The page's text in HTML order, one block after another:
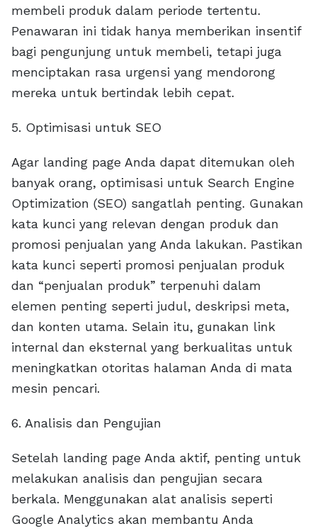
membeli produk dalam periode tertentu.
Penawaran ini tidak hanya memberikan insentif
bagi pengunjung untuk membeli, tetapi juga
menciptakan rasa urgensi yang mendorong
mereka untuk bertindak lebih cepat.
5. Optimisasi untuk SEO
Agar landing page Anda dapat ditemukan oleh
banyak orang, optimisasi untuk Search Engine
Optimization (SEO) sangatlah penting. Gunakan
kata kunci yang relevan dengan produk dan
promosi penjualan yang Anda lakukan. Pastikan
kata kunci seperti promosi penjualan produk
dan “penjualan produk” terpenuhi dalam
elemen penting seperti judul, deskripsi meta,
dan konten utama. Selain itu, gunakan link
internal dan eksternal yang berkualitas untuk
meningkatkan otoritas halaman Anda di mata
mesin pencari.
6. Analisis dan Pengujian
Setelah landing page Anda aktif, penting untuk
melakukan analisis dan pengujian secara
berkala. Menggunakan alat analisis seperti
Google Analytics akan membantu Anda